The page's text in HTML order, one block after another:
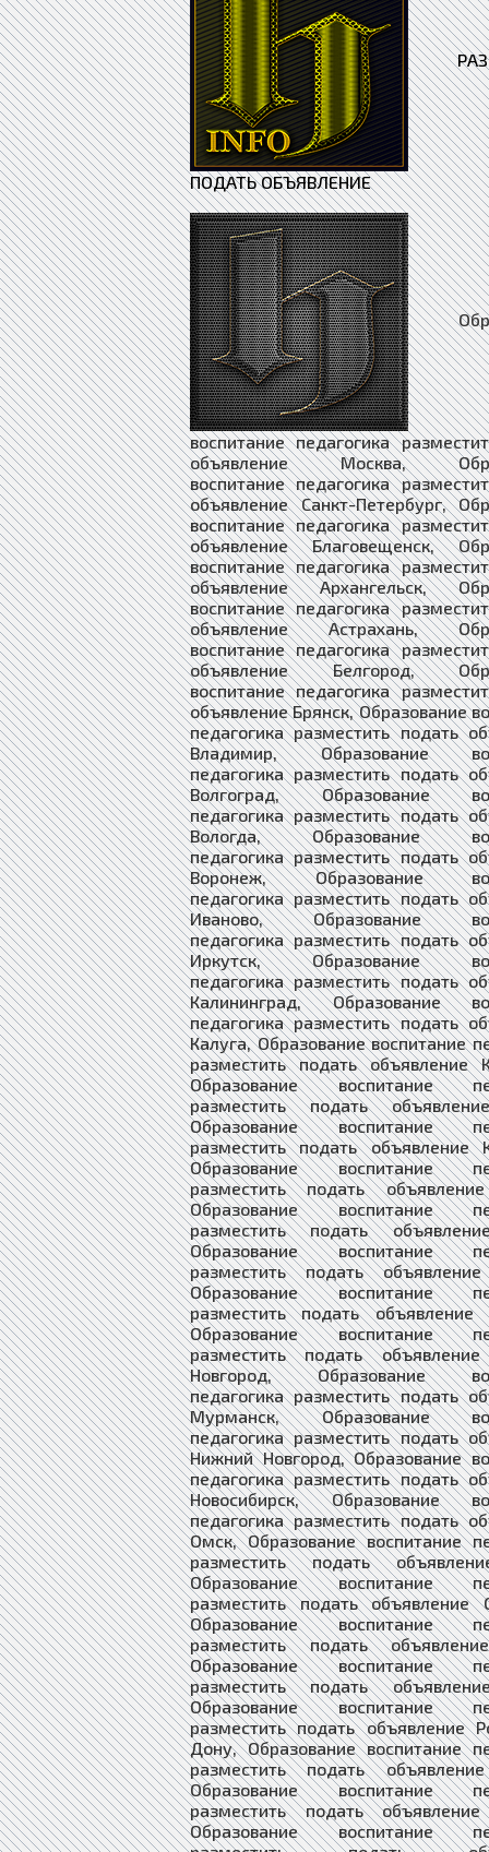
ПОДАТЬ ОБЪЯВЛЕНИЕ
воспитание педагогика
объявление Москва,
воспитание педагогика
объявление Санкт-Петербург,
воспитание педагогика
объявление Благовещенск,
воспитание педагогика
объявление Архангельск,
воспитание педагогика
объявление Астрахань,
воспитание педагогика
объявление Белгород,
воспитание педагогика
объявление Брянск, Образование
педагогика разместить подать
Владимир, Образование
педагогика разместить подать
Волгоград, Образование
педагогика разместить подать
Вологда, Образование
педагогика разместить подать
Воронеж, Образование
педагогика разместить подать
Иваново, Образование
педагогика разместить подать
Иркутск, Образование
педагогика разместить подать
Калининград, Образование
педагогика разместить подать
Калуга, Образование воспитание
разместить подать объявление
Образование воспитание
разместить подать
Образование воспитание
разместить подать объявление
Образование воспитание
разместить подать
Образование воспитание
разместить подать
Образование воспитание
разместить подать
Образование воспитание
разместить подать объявление
Образование воспитание
разместить подать
Новгород, Образование
педагогика разместить подать
Мурманск, Образование
педагогика разместить подать
Нижний Новгород, Образование
педагогика разместить подать
Новосибирск, Образование
педагогика разместить подать
Омск, Образование воспитание
разместить подать
Образование воспитание
разместить подать объявление
Образование воспитание
разместить подать
Образование воспитание
разместить подать
Образование воспитание
разместить подать объявление
Дону, Образование воспитание
разместить подать
Образование воспитание
разместить подать
Образование воспитание